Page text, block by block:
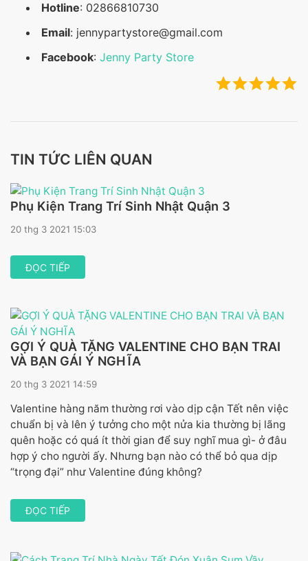
Hotline: 02866810730
Email: jennypartystore@gmail.com
Facebook: Jenny Party Store
TIN TỨC LIÊN QUAN
Phụ Kiện Trang Trí Sinh Nhật Quận 3
20 thg 3 2021 15:03
ĐỌC TIẾP
GỢI Ý QUÀ TẶNG VALENTINE CHO BẠN TRAI
VÀ BẠN GÁI Ý NGHĨA
20 thg 3 2021 14:59
Valentine hàng năm thường rơi vào dịp cận Tết nên việc
chuẩn bị và lên ý tưởng cho một nửa kia thường bị lãng
quên hoặc có quá ít thời gian để suy nghĩ mua gì- ở đâu
hợp ý cho người ấy. Nhưng bạn nào có thể bỏ qua dịp
“trọng đại” như Valentine đúng không?
ĐỌC TIẾP